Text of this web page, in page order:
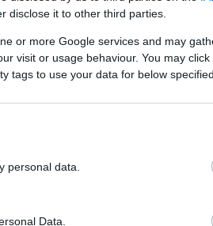
disclose it to other third parties.
or more Google services and may
visit or usage behaviour. You may
tags to use your data for below
personal data.
Data.
rendeznek
17. között immár tizennegyedik
a Rácalmási
kúriában. A hagyományoknak